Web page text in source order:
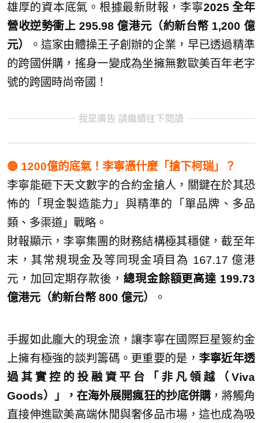
雄厚的資本底氣。根據最新財報，李寧2025 全年
營收逆勢衝上 295.98 億港元（約新台幣 1,200 億
元）
。這家由體操王子創辦的企業，早已透過精準
的跨國併購，搖身一變成為坐擁無數歐美百年老字
號的跨國時尚帝國！
我是廣告 請繼續往下閱讀
🟡 1200億的底氣！李寧憑什麼「搶下柯瑞」？
李寧能砸下天文數字的合約金搶人，關鍵在於其恐
怖的「現金製造能力」與精準的「單品牌、多品
類、多渠道」戰略。
財報顯示，李寧集團的財務結構極其穩健，截至年
末，其常規現金及等同現金項目為 167.17 億港
元，加回定期存款後， 總現金餘額更高達 199.73
億港元（約新台幣 800 億元）
。
手握如此龐大的現金流，讓李寧在國際巨星簽約金
上擁有極強的談判籌碼。更重要的是， 李寧近年透
過其實控的投融資平台「非凡領越（Viva
Goods）」，在海外展開瘋狂的抄底併購，將觸角
直接伸進歐美高端休閒與奢侈品市場，這也成為吸